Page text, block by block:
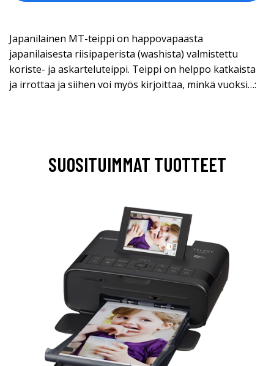
Japanilainen MT-teippi on happovapaasta
japanilaisesta riisipaperista (washista) valmistettu
koriste- ja askarteluteippi. Teippi on helppo katkaista
ja irrottaa ja siihen voi myös kirjoittaa, minkä vuoksi…:
SUOSITUIMMAT TUOTTEET